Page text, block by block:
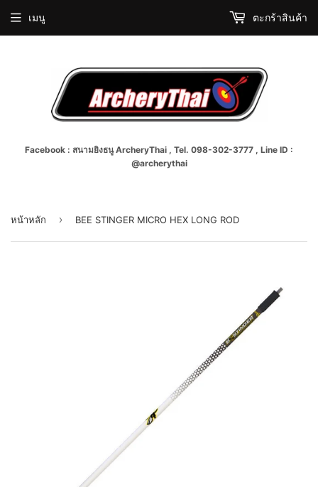
Facebook : สนามยิงธนู ArcheryThai , Tel. 098-302-3777 , Line ID :
@archerythai
เมนู ตะกร้าสินค้า
หน้าหลัก › BEE STINGER MICRO HEX LONG ROD